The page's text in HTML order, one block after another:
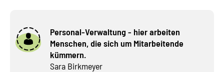
Personal-Verwaltung - hier arbeiten
Menschen, die sich um Mitarbeitende
kümmern.
Sara Birkmeyer